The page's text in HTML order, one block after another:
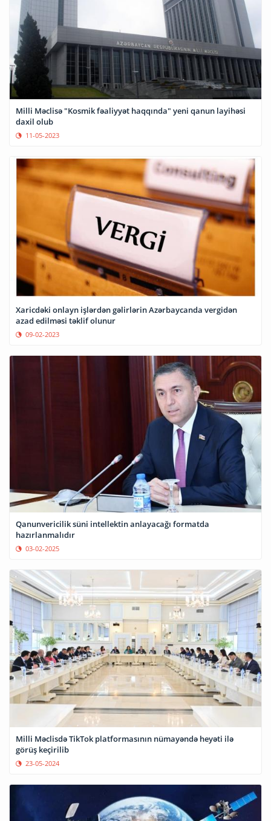
Milli Məclisə "Kosmik fəaliyyət haqqında" yeni qanun layihəsi
daxil olub
11-05-2023
Xaricdəki onlayn işlərdən gəlirlərin Azərbaycanda vergidən
azad edilməsi təklif olunur
09-02-2023
Qanunvericilik süni intellektin anlayacağı formatda
hazırlanmalıdır
03-02-2025
Milli Məclisdə TikTok platformasının nümayəndə heyəti ilə
görüş keçirilib
23-05-2024